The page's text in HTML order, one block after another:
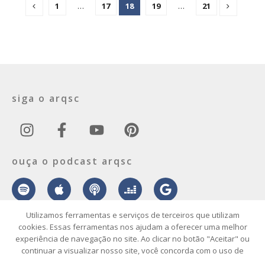
1 … 17 18 19 … 21
siga o arqsc
ouça o podcast arqsc
sobre contato envie seu projeto publicidade vídeo podcast
Utilizamos ferramentas e serviços de terceiros que utilizam
cookies. Essas ferramentas nos ajudam a oferecer uma melhor
experiência de navegação no site. Ao clicar no botão "Aceitar" ou
continuar a visualizar nosso site, você concorda com o uso de